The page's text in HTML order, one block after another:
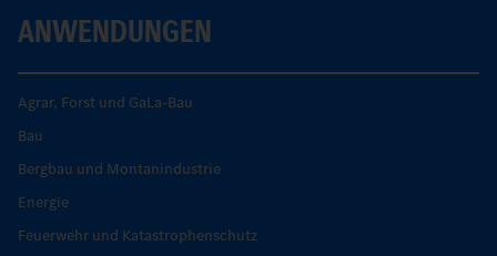
ANWENDUNGEN
Agrar, Forst und GaLa-Bau
Bau
Bergbau und Montanindustrie
Energie
Feuerwehr und Katastrophenschutz